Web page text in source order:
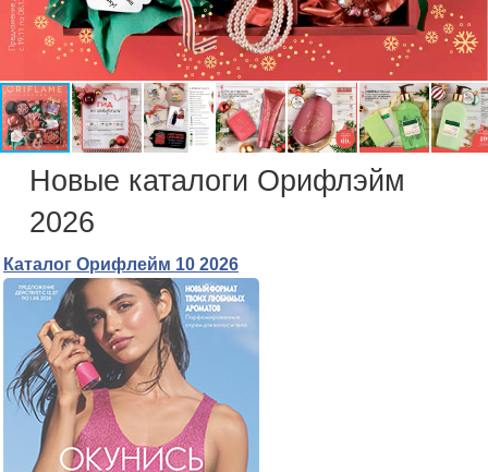
Новые каталоги Орифлэйм
2026
Каталог Орифлейм 10 2026